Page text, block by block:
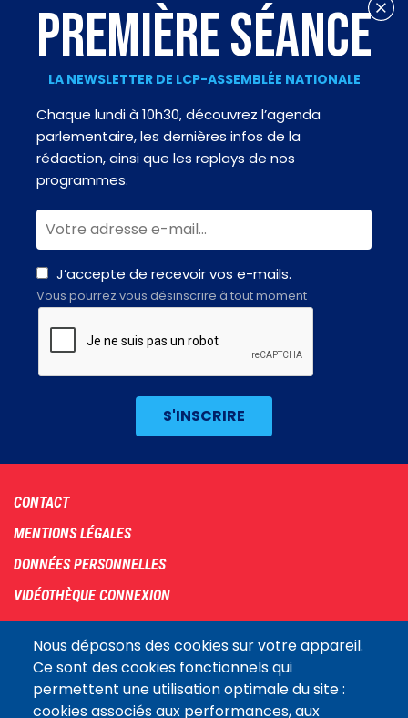
Nous déposons des cookies sur votre appareil.
Ce sont des cookies fonctionnels qui
permettent une utilisation optimale du site :
cookies associés aux performances, aux
PREMIÈRE SÉANCE
LA NEWSLETTER DE LCP-ASSEMBLÉE NATIONALE
Chaque lundi à 10h30, découvrez l’agenda
parlementaire, les dernières infos de la
rédaction, ainsi que les replays de nos
programmes.
J’accepte de recevoir vos e-mails.
Vous pourrez vous désinscrire à tout moment
Footer
menu
CONTACT
MENTIONS LÉGALES
DONNÉES PERSONNELLES
VIDÉOTHÈQUE CONNEXION
COOKIES